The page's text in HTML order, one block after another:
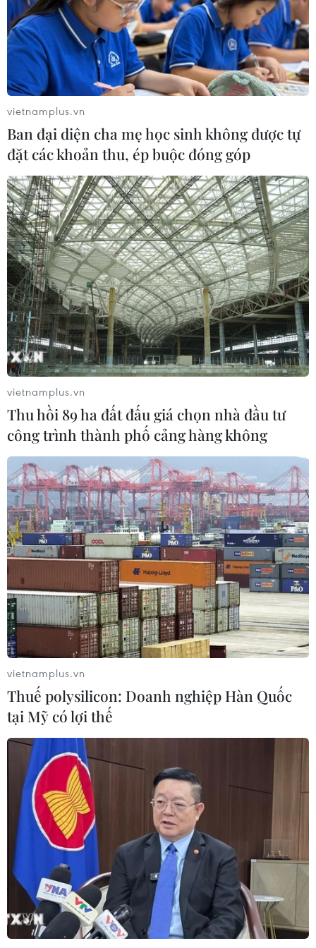
TIN CÙNG CHUYÊN MỤC
Bế mạc Hội thi lực lượng tham gia
bảo vệ an ninh, trật tự ở cơ sở giỏi
toàn quốc
07/08/2026 15:57
vietnamplus.vn
Ban đại diện cha mẹ học sinh không được tự
đặt các khoản thu, ép buộc đóng góp
vietnamplus.vn
Thu hồi 89 ha đất đấu giá chọn nhà đầu tư
công trình thành phố cảng hàng không
vietnamplus.vn
Thuế polysilicon: Doanh nghiệp Hàn Quốc
tại Mỹ có lợi thế